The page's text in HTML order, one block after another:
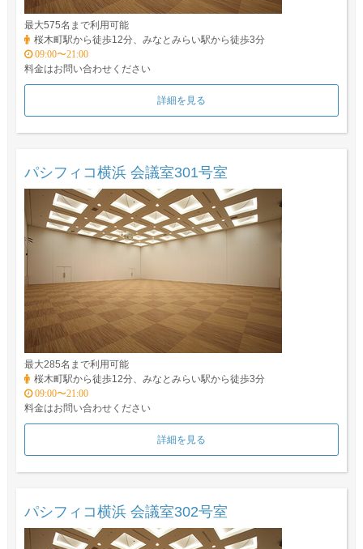
最大575名まで利用可能
桜木町駅から徒歩12分、みなとみらい駅から徒歩3分
09:00〜21:00
料金はお問い合わせください
詳細を見る
パシフィコ横浜 会議室301号室
最大285名まで利用可能
桜木町駅から徒歩12分、みなとみらい駅から徒歩3分
09:00〜21:00
料金はお問い合わせください
詳細を見る
パシフィコ横浜 会議室302号室